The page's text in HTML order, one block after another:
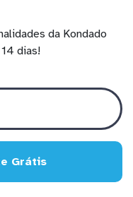
da Kondado
dias!
Grátis